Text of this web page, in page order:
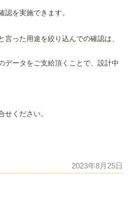
を実施できます。
言った用途を絞り込んでの確認は、
データをご支給頂くことで、設計中
せください。
2023年8月25日